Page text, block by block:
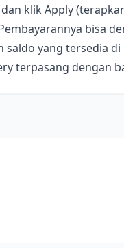
klik Apply
bisa
saldo yang tersedia di
terpasang dengan